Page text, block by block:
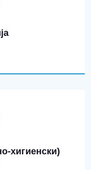
хигиенски)